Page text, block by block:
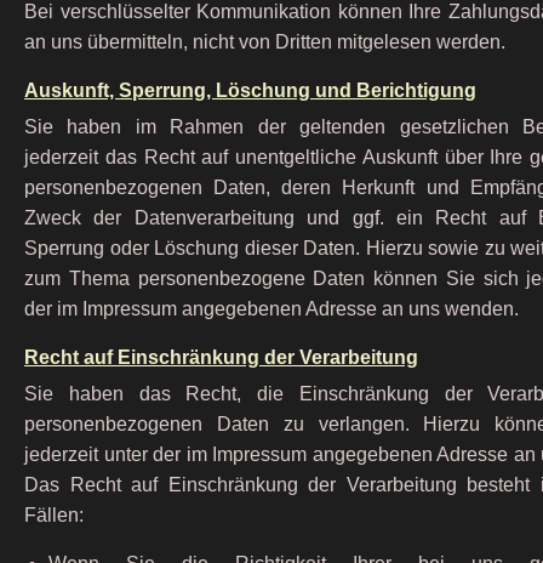
Bei verschlüsselter Kommunikation können Ihre
an uns übermitteln, nicht von Dritten mitgelesen werden.
Auskunft, Sperrung, Löschung und Berichtigung
Sie haben im Rahmen der geltenden gesetzlichen
jederzeit das Recht auf unentgeltliche Auskunft über Ihre
personenbezogenen Daten, deren Herkunft und
Zweck der Datenverarbeitung und ggf. ein Recht auf
Sperrung oder Löschung dieser Daten. Hierzu sowie zu
zum Thema personenbezogene Daten können Sie sich
der im Impressum angegebenen Adresse an uns wenden.
Recht auf Einschränkung der Verarbeitung
Sie haben das Recht, die Einschränkung der
personenbezogenen Daten zu verlangen. Hierzu
jederzeit unter der im Impressum angegebenen Adresse an
Das Recht auf Einschränkung der Verarbeitung besteht
Fällen: